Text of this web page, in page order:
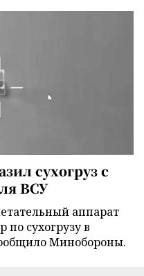
сухогруз с
ВСУ
аппарат
по сухогрузу в
Минобороны.